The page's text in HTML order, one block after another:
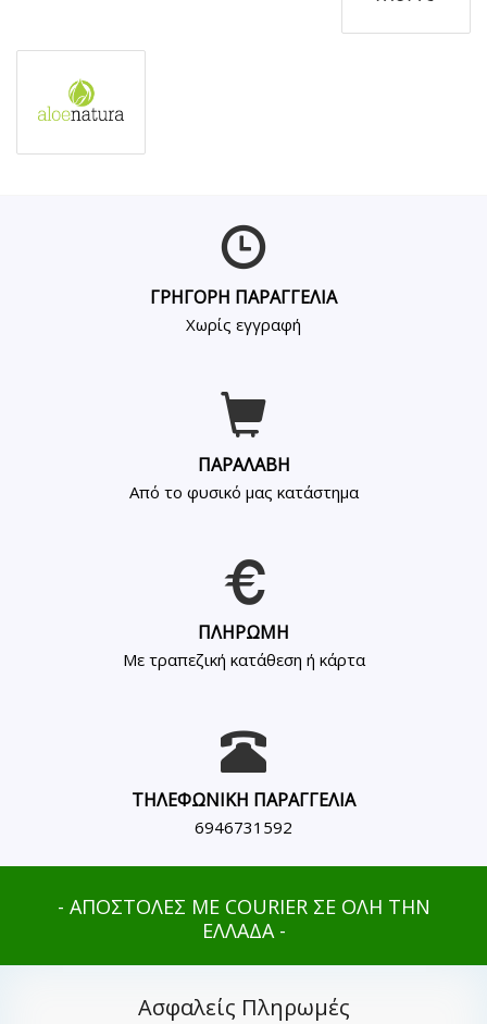
ΓΡΗΓΟΡΗ ΠΑΡΑΓΓΕΛΙΑ
Χωρίς εγγραφή
ΠΑΡΑΛΑΒΗ
Από το φυσικό μας κατάστημα
ΠΛΗΡΩΜΗ
Με τραπεζική κατάθεση ή κάρτα
ΤΗΛΕΦΩΝΙΚΗ ΠΑΡΑΓΓΕΛΙΑ
6946731592
- ΑΠΟΣΤΟΛΕΣ ΜΕ COURIER ΣΕ ΟΛΗ ΤΗΝ
ΕΛΛΑΔΑ -
Ασφαλείς Πληρωμές